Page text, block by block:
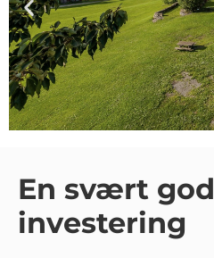
En svært god
investering